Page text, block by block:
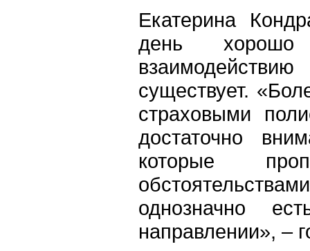
Екатерина
день хорошо
существует.
страховыми
достаточно
которые
однозначно
направлении», –